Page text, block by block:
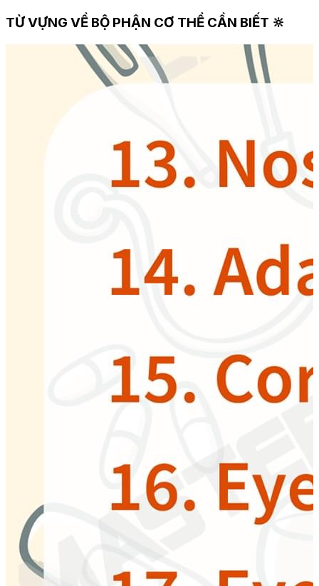
TỪ VỰNG VỀ BỘ PHẬN CƠ THỂ CẦN BIẾT 🔆